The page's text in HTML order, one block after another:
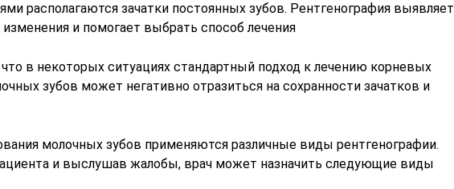
располагаются зачатки постоянных зубов. Рентгенография выявляет
и помогает выбрать способ лечения
в некоторых ситуациях стандартный подход к лечению корневых
зубов может негативно отразиться на сохранности зачатков и
молочных зубов применяются различные виды рентгенографии.
и выслушав жалобы, врач может назначить следующие виды